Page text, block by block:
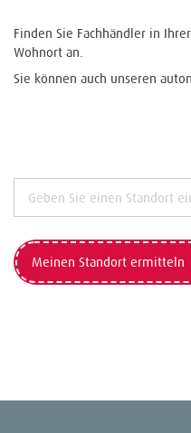
Finden Sie Fachhändler in
Wohnort an.
Sie können auch unseren
Meinen Standort ermitteln